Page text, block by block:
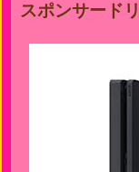
スポンサード